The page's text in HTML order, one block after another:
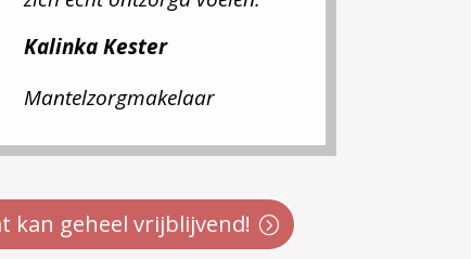
Kalinka Kester
Mantelzorgmakelaar
kan geheel vrijblijvend!